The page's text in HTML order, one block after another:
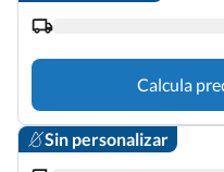
Calcula
Sin personalizar